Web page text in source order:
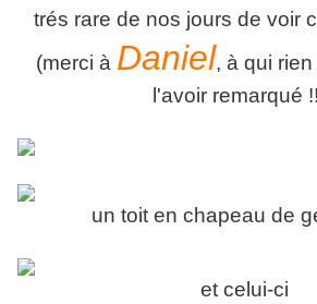
trés rare de nos jours de voir
(merci à Daniel, à qui
l'avoir remarqué
un toit en chapeau de
et celui-ci